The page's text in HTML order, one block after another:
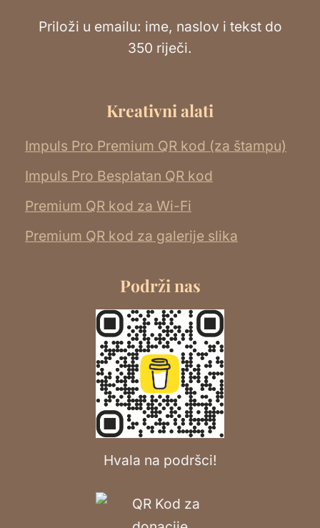
Priloži u emailu: ime, naslov i tekst do
350 riječi.
Kreativni alati
Impuls Pro Premium QR kod (za štampu)
Impuls Pro Besplatan QR kod
Premium QR kod za Wi-Fi
Premium QR kod za galerije slika
Podrži nas
Hvala na podršci!